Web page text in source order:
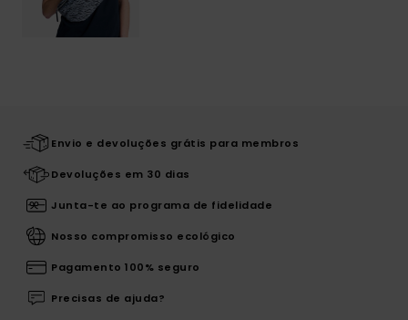
Envio e devoluções grátis para membros
Devoluções em 30 dias
Junta-te ao programa de fidelidade
Nosso compromisso ecológico
Pagamento 100% seguro
Precisas de ajuda?